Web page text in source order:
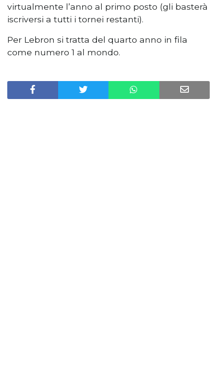
virtualmente l’anno al primo posto (gli basterà
iscriversi a tutti i tornei restanti).
Per Lebron si tratta del quarto anno in fila
come numero 1 al mondo.